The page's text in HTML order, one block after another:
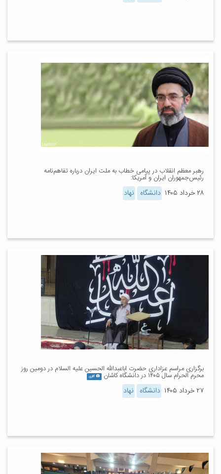
رهبر معظم انقلاب در پیامی خطاب به ملت ایران درباره تفاهم‌نامه
رئیس‌جمهوران ایران و آمریکا:
۲۸ خرداد ۱۴۰۵ دانشگاه نهاد
برگزاری مراسم عزاداری حضرت اباعبدالله الحسین علیه السلام در دومین روز
محرم الحرام سال ۱۴۰۵ در دانشگاه کاشان گالری
۲۷ خرداد ۱۴۰۵ دانشگاه نهاد